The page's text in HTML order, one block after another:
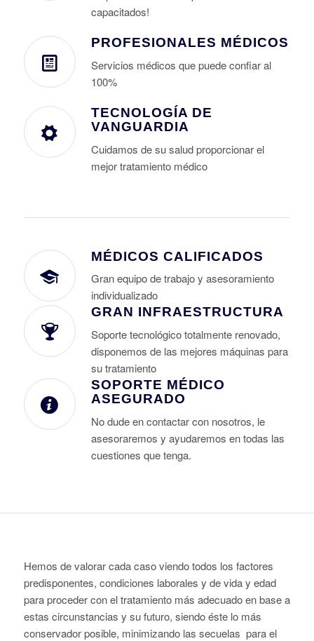
capacitados!
PROFESIONALES MÉDICOS
Servicios médicos que puede confiar al
100%
TECNOLOGÍA DE
VANGUARDIA
Cuidamos de su salud proporcionar el
mejor tratamiento médico
MÉDICOS CALIFICADOS
Gran equipo de trabajo y asesoramiento
individualizado
GRAN INFRAESTRUCTURA
Soporte tecnológico totalmente renovado,
disponemos de las mejores máquinas para
su tratamiento
SOPORTE MÉDICO
ASEGURADO
No dude en contactar con nosotros, le
asesoraremos y ayudaremos en todas las
cuestiones que tenga.
Hemos de valorar cada caso viendo todos los factores
predisponentes, condiciones laborales y de vida y edad
para proceder con el tratamiento más adecuado en base a
estas circunstancias y su futuro, siendo éste lo más
conservador posible, minimizando las secuelas para el